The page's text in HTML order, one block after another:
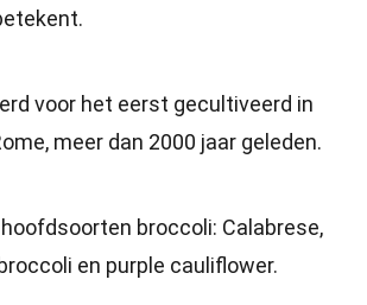
voor het eerst gecultiveerd in
meer dan 2000 jaar geleden.
hoofdsoorten broccoli: Calabrese,
en purple cauliflower.